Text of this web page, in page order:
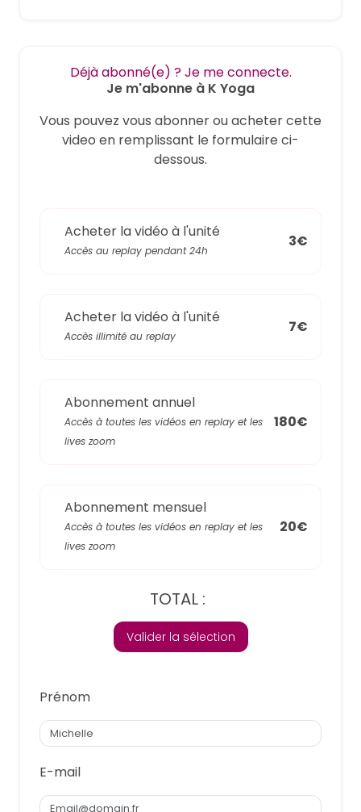
Déjà abonné(e) ? Je me connecte.
Je m'abonne à K Yoga
Vous pouvez vous abonner ou acheter cette
video en remplissant le formulaire ci-
dessous.
Acheter la vidéo à l'unité
Accès au replay pendant 24h
3€
Acheter la vidéo à l'unité
Accès illimité au replay
7€
Abonnement annuel
Accès à toutes les vidéos en replay et les
lives zoom
180€
Abonnement mensuel
Accès à toutes les vidéos en replay et les
lives zoom
20€
TOTAL :
Valider la sélection
Prénom
E-mail